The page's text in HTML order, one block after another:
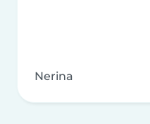
Nerina